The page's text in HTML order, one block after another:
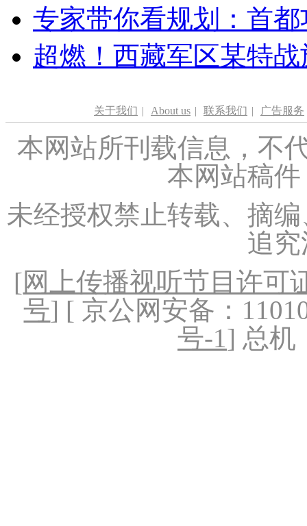
专家带你看规划：首
超燃！西藏军区某特
关于我们 | About us | 联系我们 | 广告服务
本网站所刊载信息，不
本网站稿
未经授权禁止转载、摘
追
[网上传播视听节目许可
号] [ 京公网安备：
号-1] 总机